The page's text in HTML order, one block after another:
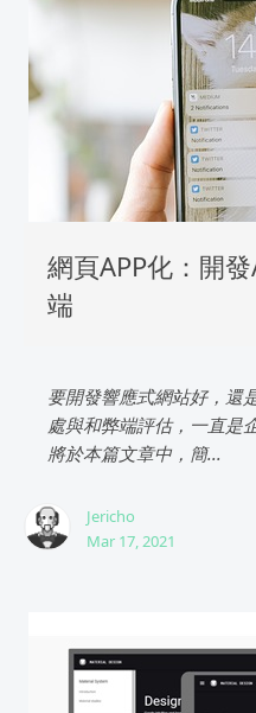
網頁APP化：開
端
要開發響應式網站好，還
處與和弊端評估，一直是
將於本篇文章中，簡...
Jericho
Mar 17, 2021